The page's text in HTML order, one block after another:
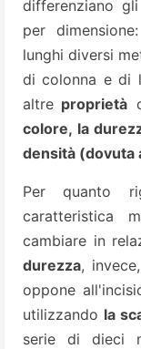
differenziano
per
lunghi diversi
di colonna e di
altre proprietà
colore, la
densità (dovuta
Per quanto
caratteristica
cambiare in
durezza,
oppone
utilizzando la
serie di dieci